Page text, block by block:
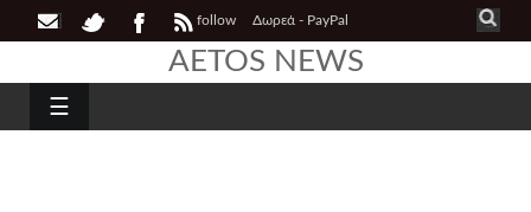
follow Δωρεά - PayPal
AETOS NEWS
☰